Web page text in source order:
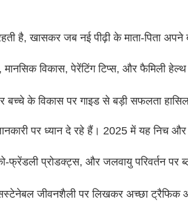
है, खासकर जब नई पीढ़ी के माता-पिता
विकास, पेरेंटिंग टिप्स, और फैमिली
के विकास पर गाइड से बड़ी सफलता
पर ध्यान दे रहे हैं। 2025 में यह निच
प्रोडक्ट्स, और जलवायु परिवर्तन पर
जीवनशैली पर लिखकर अच्छा ट्रैफिक